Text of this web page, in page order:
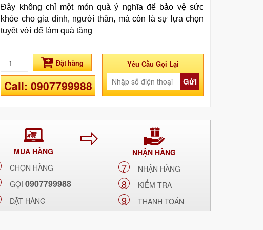
Đây không chỉ một món quà ý nghĩa để bảo vệ sức
khỏe cho gia đình, người thân, mà còn là sự lựa chọn
tuyệt vời để làm quà tặng
Đặt hàng
Call: 0907799988
Yêu Cầu Gọi Lại
Gửi
MUA HÀNG
CHỌN HÀNG
GỌI 0907799988
ĐẶT HÀNG
NHẬN HÀNG
7 NHẬN HÀNG
8 KIỂM TRA
9 THANH TOÁN